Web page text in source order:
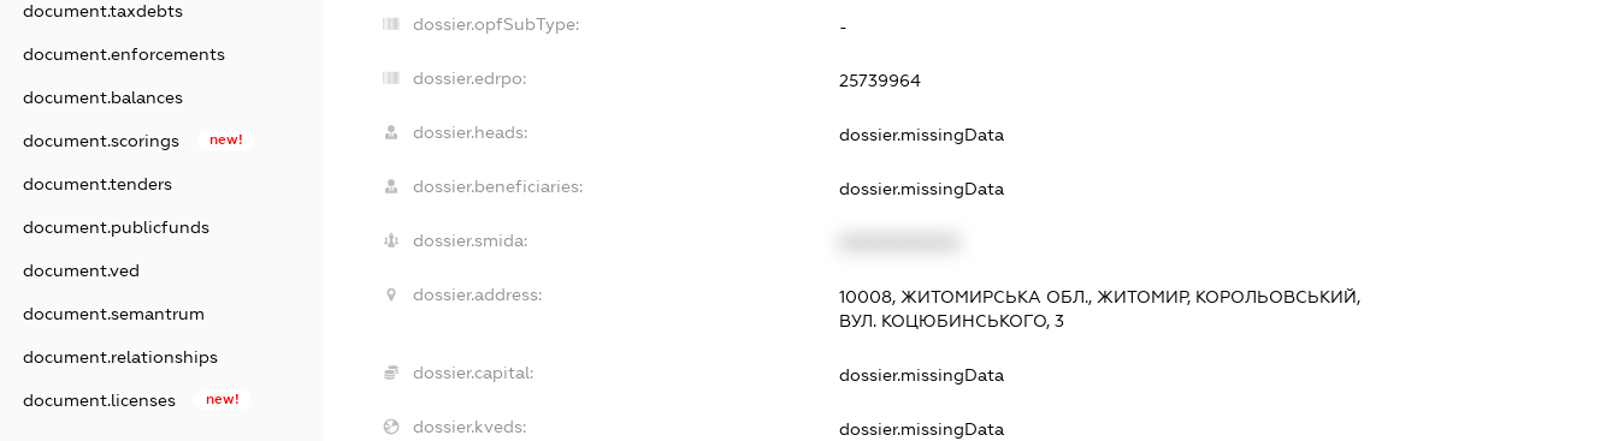
document.taxdebts
document.enforcements
document.balances
document.scorings new!
document.tenders
document.publicfunds
document.ved
document.semantrum
document.relationships
document.licenses new!
dossier.opfSubType: -
dossier.edrpo: 25739964
dossier.heads: dossier.missingData
dossier.beneficiaries: dossier.missingData
dossier.smida:
dossier.address:
10008, ЖИТОМИРСЬКА ОБЛ., ЖИТОМИР, КОРОЛЬОВСЬКИЙ,
ВУЛ. КОЦЮБИНСЬКОГО, 3
dossier.capital: dossier.missingData
dossier.kveds: dossier.missingData